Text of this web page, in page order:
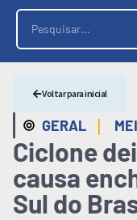
GERAL |
Voltar para inicial
Ciclone
causa
Sul do